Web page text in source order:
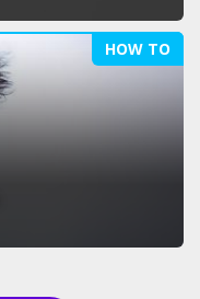
HOW TO